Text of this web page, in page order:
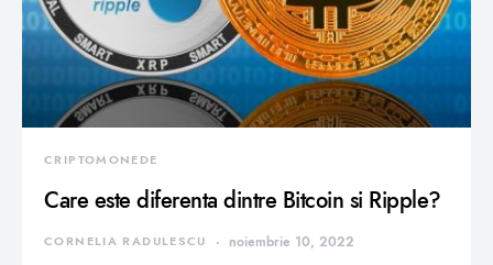
CRIPTOMONEDE
Care este diferenta dintre Bitcoin si Ripple?
CORNELIA RADULESCU noiembrie 10, 2022